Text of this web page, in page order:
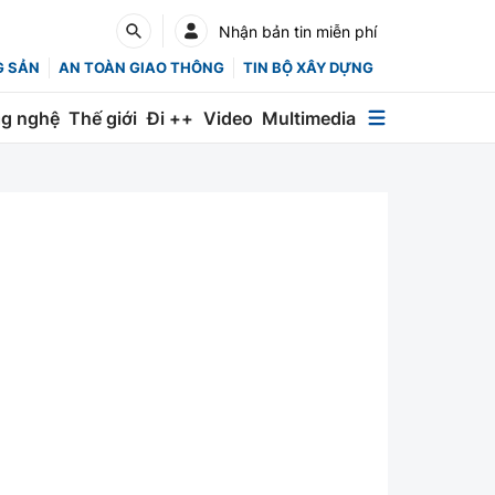
Nhận bản tin miễn phí
SẢN AN TOÀN GIAO THÔNG TIN BỘ XÂY DỰNG
nghệ Thế giới Đi ++ Video Multimedia